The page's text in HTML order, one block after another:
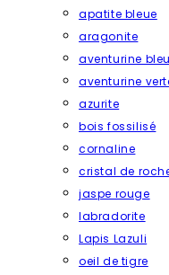
apatite bleue
aragonite
aventurine
aventurine
azurite
bois fossilisé
cornaline
cristal de
jaspe rouge
labradorite
Lapis Lazuli
oeil de tigre